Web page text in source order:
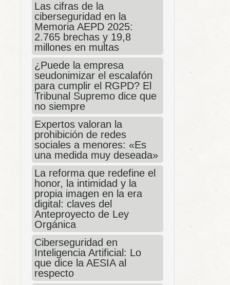
Las cifras de la
ciberseguridad en la
Memoria AEPD 2025:
2.765 brechas y 19,8
millones en multas
¿Puede la empresa
seudonimizar el escalafón
para cumplir el RGPD? El
Tribunal Supremo dice que
no siempre
Expertos valoran la
prohibición de redes
sociales a menores: «Es
una medida muy deseada»
La reforma que redefine el
honor, la intimidad y la
propia imagen en la era
digital: claves del
Anteproyecto de Ley
Orgánica
Ciberseguridad en
Inteligencia Artificial: Lo
que dice la AESIA al
respecto